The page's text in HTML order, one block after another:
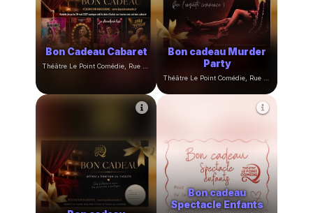
Bon Cadeau Cabaret Bon cadeau Murder